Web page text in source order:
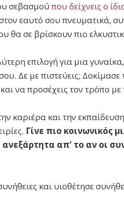
σεβασμού που δείχνεις ο
στον εαυτό σου πνευματικά,
θα σε βρίσκουν πιο
επιλογή για μια
Δε με πιστεύεις;
να προσέχεις τον τρόπο με
καριέρα και την
Γίνε πιο κοινωνικός
ανεξάρτητα απ’ το αν οι
και υιοθέτησε